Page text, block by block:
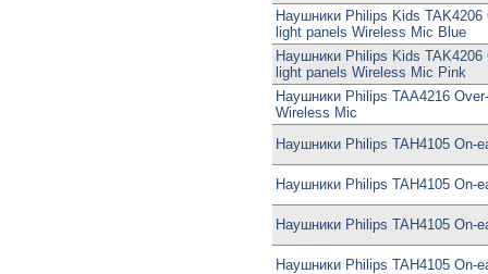
Наушники Philips Kids TAK4206
light panels Wireless Mic Blue
Наушники Philips Kids TAK4206
light panels Wireless Mic Pink
Наушники Philips TAA4216
Wireless Mic
Наушники Philips TAH4105 On-
Наушники Philips TAH4105 On-
Наушники Philips TAH4105 On-
Наушники Philips TAH4105 On-